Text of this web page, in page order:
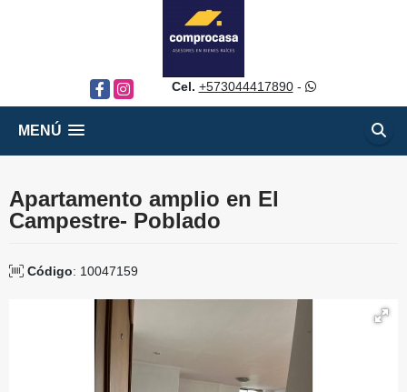
FacebookInstagram Cel. +573044417890-
MENÚ
Apartamento amplio en El
Campestre- Poblado
Código: 10047159